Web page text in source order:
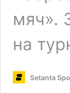
мяч».
на
Setanta